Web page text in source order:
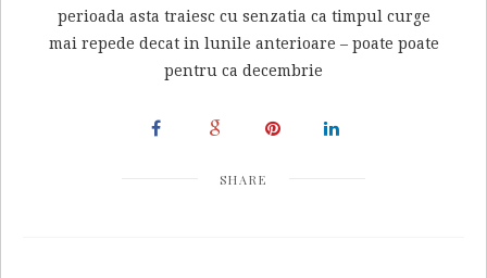
perioada asta traiesc cu senzatia ca timpul curge
mai repede decat in lunile anterioare – poate poate
pentru ca decembrie
SHARE